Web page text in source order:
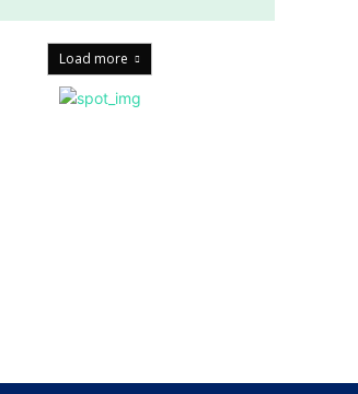
Load more